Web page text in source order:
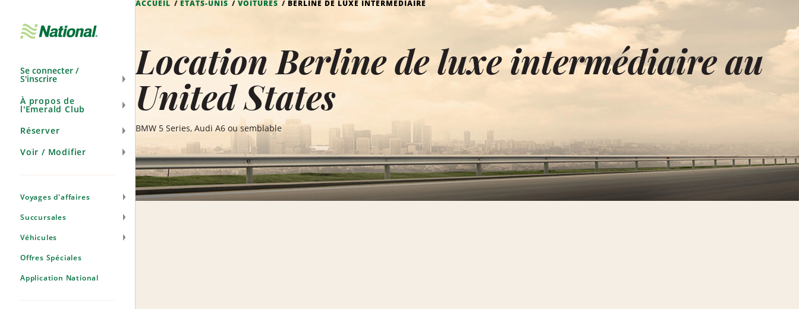
navigation
Se connecter /
S'inscrire
À propos de
l'Emerald Club
Réserver
Voir / Modifier
Voyages d'affaires
Succursales
Véhicules
Offres Spéciales
Application National
ACCUEIL ÉTATS-UNIS VOITURES BERLINE DE LUXE INTERMÉDIAIRE
Location Berline de luxe intermédiaire au
United States
BMW 5 Series, Audi A6 ou semblable